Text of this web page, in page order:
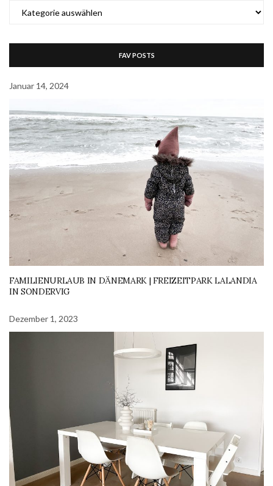
FAV POSTS
Januar 14, 2024
FAMILIENURLAUB IN DÄNEMARK | FREIZEITPARK LALANDIA
IN SONDERVIG
Dezember 1, 2023